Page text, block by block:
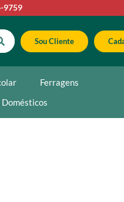
9759
Sou Cliente
Ferragens